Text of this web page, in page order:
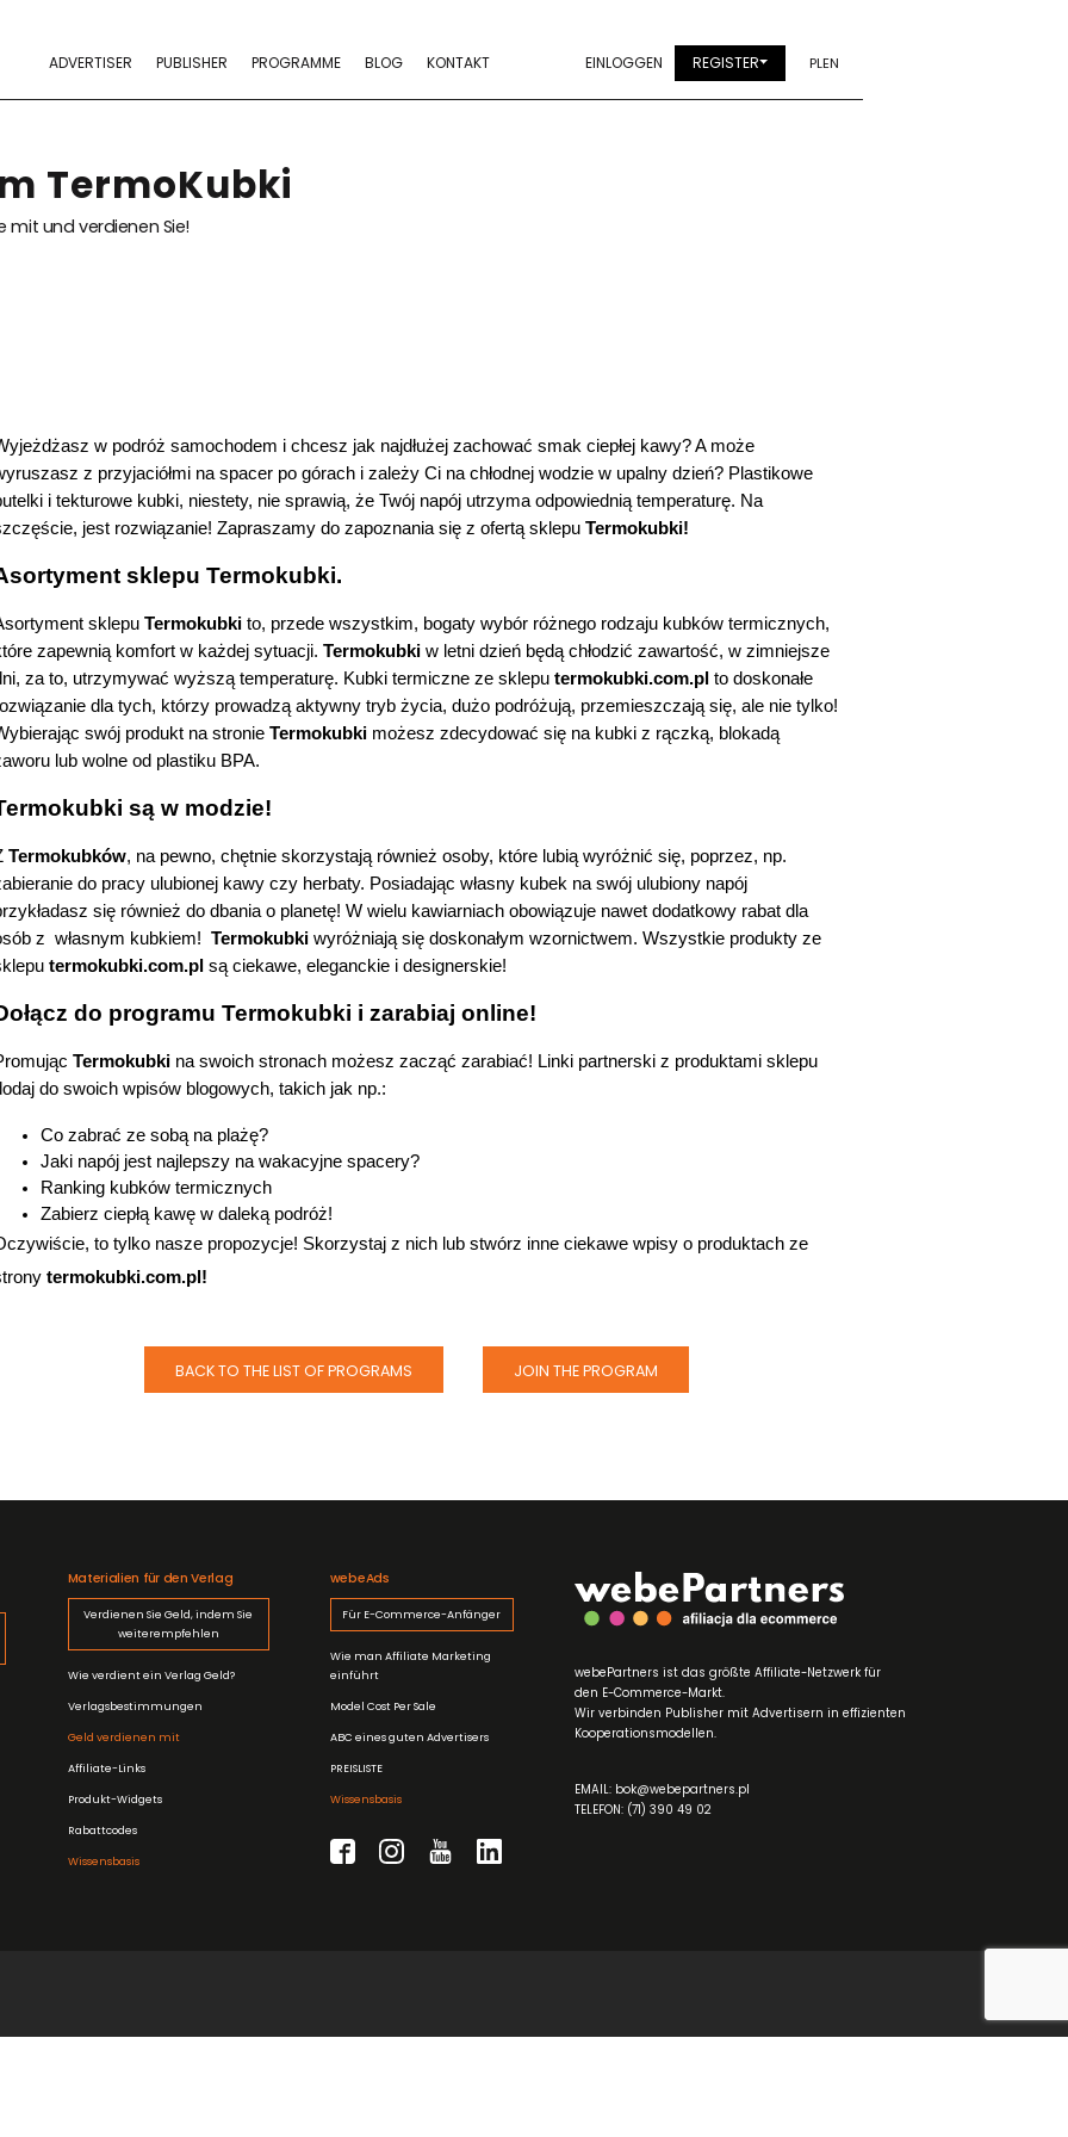
PLEN
EINLOGGEN REGISTER
ADVERTISER PUBLISHER PROGRAMME BLOG KONTAKT
TermoKubki
mit und verdienen Sie!
w podróż samochodem i chcesz jak najdłużej zachować smak ciepłej kawy? A może
z przyjaciółmi na spacer po górach i zależy Ci na chłodnej wodzie w upalny dzień? Plastikowe
i tekturowe kubki, niestety, nie sprawią, że Twój napój utrzyma odpowiednią temperaturę. Na
jest rozwiązanie! Zapraszamy do zapoznania się z ofertą sklepu Termokubki!
sklepu Termokubki.
sklepu Termokubki to, przede wszystkim, bogaty wybór różnego rodzaju kubków termicznych,
zapewnią komfort w każdej sytuacji. Termokubki w letni dzień będą chłodzić zawartość, w zimniejsze
za to, utrzymywać wyższą temperaturę. Kubki termiczne ze sklepu termokubki.com.pl to doskonałe
dla tych, którzy prowadzą aktywny tryb życia, dużo podróżują, przemieszczają się, ale nie tylko!
swój produkt na stronie Termokubki możesz zdecydować się na kubki z rączką, blokadą
lub wolne od plastiku BPA.
są w modzie!
Termokubków, na pewno, chętnie skorzystają również osoby, które lubią wyróżnić się, poprzez, np.
do pracy ulubionej kawy czy herbaty. Posiadając własny kubek na swój ulubiony napój
się również do dbania o planetę! W wielu kawiarniach obowiązuje nawet dodatkowy rabat dla
z  własnym kubkiem! Termokubki wyróżniają się doskonałym wzornictwem. Wszystkie produkty ze
termokubki.com.pl są ciekawe, eleganckie i designerskie!
do programu Termokubki i zarabiaj online!
Termokubki na swoich stronach możesz zacząć zarabiać! Linki partnerski z produktami sklepu
do swoich wpisów blogowych, takich jak np.:
Co zabrać ze sobą na plażę?
Jaki napój jest najlepszy na wakacyjne spacery?
Ranking kubków termicznych
Zabierz ciepłą kawę w daleką podróż!
to tylko nasze propozycje! Skorzystaj z nich lub stwórz inne ciekawe wpisy o produktach ze
termokubki.com.pl!
BACK TO THE LIST OF PROGRAMS JOIN THE PROGRAM
Materialien für den Verlag
Verdienen Sie Geld, indem Sie
weiterempfehlen
Wie verdient ein Verlag Geld?
Verlagsbestimmungen
Geld verdienen mit
Affiliate-Links
Produkt-Widgets
Rabattcodes
Wissensbasis
webeAds
Für E-Commerce-Anfänger
Wie man Affiliate Marketing
einführt
Model Cost Per Sale
ABC eines guten Advertisers
PREISLISTE
Wissensbasis
webePartners ist das größte Affiliate-Netzwerk für
den E-Commerce-Markt.
Wir verbinden Publisher mit Advertisern in effizienten
Kooperationsmodellen.
EMAIL: bok@webepartners.pl
TELEFON: (71) 390 49 02